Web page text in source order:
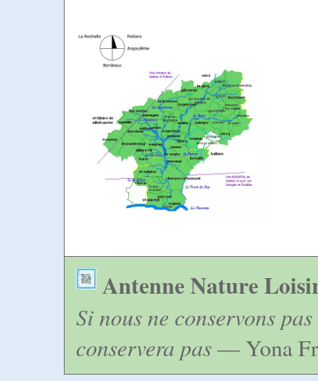
Antenne Nature
Si nous ne conservons
conservera pas— Yona